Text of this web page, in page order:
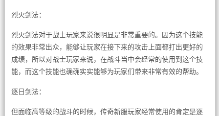
烈火剑法：
烈火剑法对于战士玩家来说很明显是非常重要的。因为这个技能
的效果非常出众，能够让玩家在接下来的攻击上面都打出更好的
成绩，所以对战士玩家来说，在战斗当中会经常的使用到这个技
能，而这个技能也确确实实能够为玩家们带来非常有效的帮助。
逐日剑法：
但面临高等级的战斗的时候，传奇新服玩家经常使用的肯定是逐